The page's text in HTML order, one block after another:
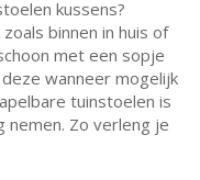
kussens?
binnen in huis of
met een sopje
wanneer mogelijk
tuinstoelen is
Zo verleng je